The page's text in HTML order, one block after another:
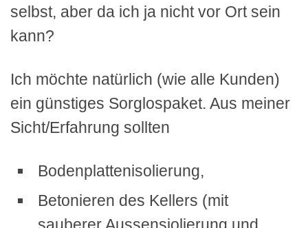
selbst, aber da ich ja nicht vor Ort sein
kann?
Ich möchte natürlich (wie alle Kunden)
ein günstiges Sorglospaket. Aus meiner
Sicht/Erfahrung sollten
Bodenplattenisolierung,
Betonieren des Kellers (mit